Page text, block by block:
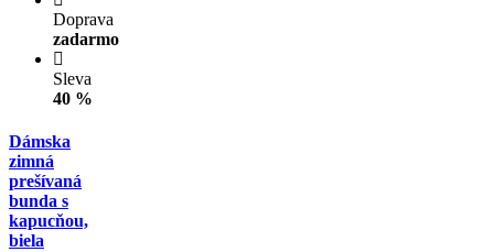
Doprava
zadarmo
Sleva
40 %
Dámska
zimná
prešívaná
bunda s
kapucňou,
biela